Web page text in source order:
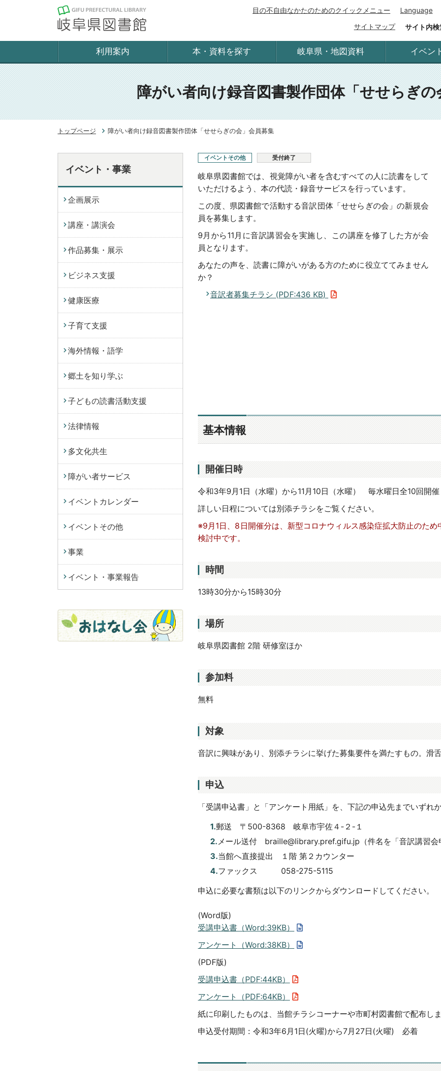
目の不自由なかたのためのクイックメニュー
Language
サイトマップ
サイト内検
利用案内 本・資料を探す 岐阜県・地図資料 イベン
障がい者向け録音図書製作団体「せせらぎの
トップページ 障がい者向け録音図書製作団体「せせらぎの会」会員募集
イベントその他 受付終了
岐阜県図書館では、視覚障がい者を含むすべての人に読書をして
いただけるよう、本の代読・録音サービスを行っています。
この度、県図書館で活動する音訳団体「せせらぎの会」の新規会
員を募集します。
9月から11月に音訳講習会を実施し、この講座を修了した方が会
員となります。
あなたの声を、読書に障がいがある方のために役立ててみません
か？
音訳者募集チラシ (PDF:436 KB)
基本情報
開催日時
令和3年9月1日（水曜）から11月10日（水曜） 毎水曜日全10回開催
詳しい日程については別添チラシをご覧ください。
※9月1日、8日開催分は、新型コロナウィルス感染症拡大防止のた
検討中です。
時間
13時30分から15時30分
場所
岐阜県図書館 2階 研修室ほか
参加料
無料
対象
音訳に興味があり、別添チラシに挙げた募集要件を満たすもの。滑
申込
「受講申込書」と「アンケート用紙」を、下記の申込先までいずれ
郵送 〒 500-8368 岐阜市宇佐４ - ２ - １
メール送付 braille@library.pref.gifu.jp（件名を「音訳講習会
当館へ直接提出 １階 第２カウンター
ファックス 058-275-5115
申込に必要な書類は以下のリンクからダウンロードしてください。
(Word版)
受講申込書（Word:39KB）
アンケート（Word:38KB）
(PDF版)
受講申込書（PDF:44KB）
アンケート（PDF:64KB）
紙に印刷したものは、当館チラシコーナーや市町村図書館で配布し
申込受付期間：令和3年6月1日(火曜)から7月27日(火曜) 必着
イベント・事業
企画展示
講座・講演会
作品募集・展示
ビジネス支援
健康医療
子育て支援
海外情報・語学
郷土を知り学ぶ
子どもの読書活動支援
法律情報
多文化共生
障がい者サービス
イベントカレンダー
イベントその他
事業
イベント・事業報告